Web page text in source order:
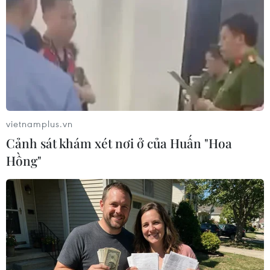
#biến đổi khí hậu #nhiệt độ toàn cầu
#khí nhà kính
#nóng lên
#tác động môi trường
#nhiên liệu hóa thạch
#BDKH-bt
vietnamplus.vn
Cảnh sát khám xét nơi ở của Huấn "Hoa
Hồng"